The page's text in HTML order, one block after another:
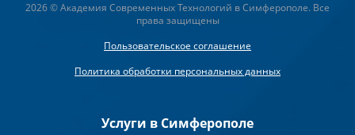
2026 © Академия Современных Технологий в Симферополе. Все
права защищены
Пользовательское соглашение
Политика обработки персональных данных
Услуги в Симферополе